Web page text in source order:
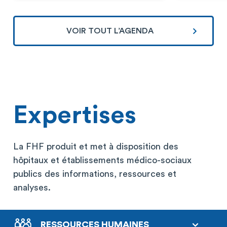
VOIR TOUT L’AGENDA
Expertises
La FHF produit et met à disposition des
hôpitaux et établissements médico-sociaux
publics des informations, ressources et
analyses.
RESSOURCES HUMAINES